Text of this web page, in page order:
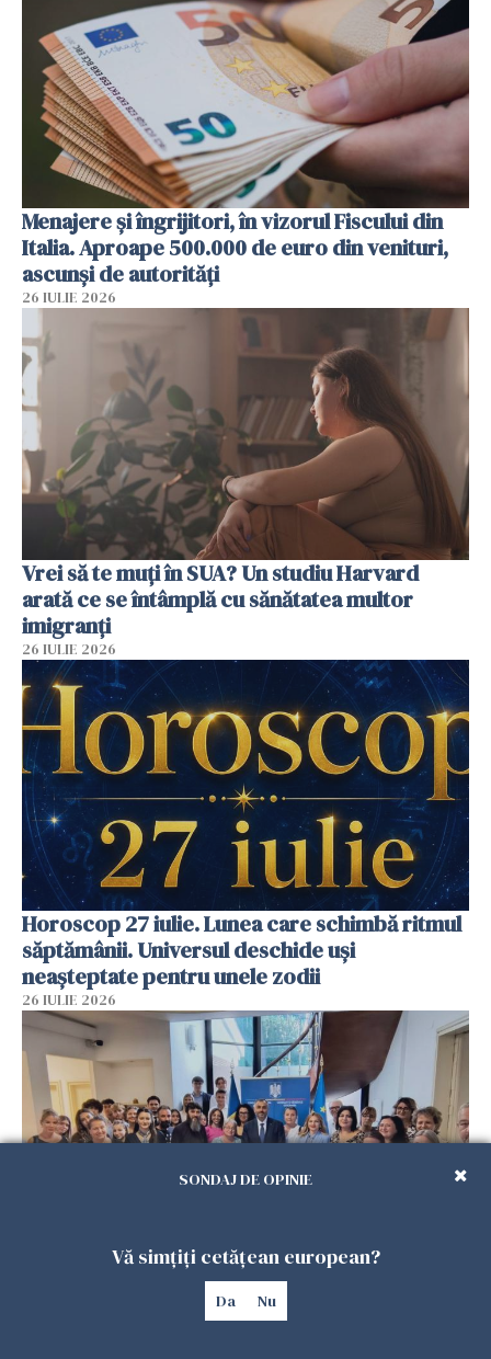
Menajere și îngrijitori, în vizorul Fiscului din
Italia. Aproape 500.000 de euro din venituri,
ascunși de autorități
26 IULIE 2026
Vrei să te muți în SUA? Un studiu Harvard
arată ce se întâmplă cu sănătatea multor
imigranți
26 IULIE 2026
Horoscop 27 iulie. Lunea care schimbă ritmul
săptămânii. Universul deschide uși
neașteptate pentru unele zodii
26 IULIE 2026
Accidente, spitalizare sau alte urgențe?
Consulatul României la Roma promite
intervenții în doar 24 de ore
SONDAJ DE OPINIE
Vă simțiți cetățean european?
Da Nu